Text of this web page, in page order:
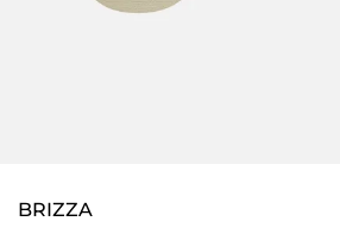
BRIZZA